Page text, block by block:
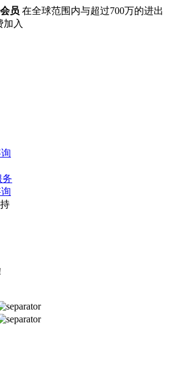
员 在全球范围内与超过700万的进出
加入
务